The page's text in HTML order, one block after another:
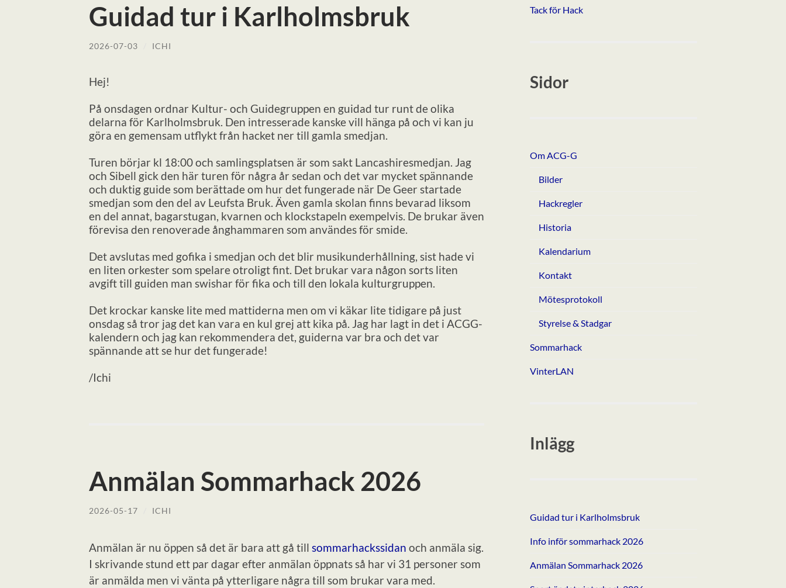
Guidad tur i Karlholmsbruk
2026-07-03 ICHI
Hej!
På onsdagen ordnar Kultur- och Guidegruppen en guidad tur runt de olika
delarna för Karlholmsbruk. Den intresserade kanske vill hänga på och vi kan ju
göra en gemensam utflykt från hacket ner till gamla smedjan.
Turen börjar kl 18:00 och samlingsplatsen är som sakt Lancashiresmedjan. Jag
och Sibell gick den här turen för några år sedan och det var mycket spännande
och duktig guide som berättade om hur det fungerade när De Geer startade
smedjan som den del av Leufsta Bruk. Även gamla skolan finns bevarad liksom
en del annat, bagarstugan, kvarnen och klockstapeln exempelvis. De brukar även
förevisa den renoverade ånghammaren som användes för smide.
Det avslutas med gofika i smedjan och det blir musikunderhållning, sist hade vi
en liten orkester som spelare otroligt fint. Det brukar vara någon sorts liten
avgift till guiden man swishar för fika och till den lokala kulturgruppen.
Det krockar kanske lite med mattiderna men om vi käkar lite tidigare på just
onsdag så tror jag det kan vara en kul grej att kika på. Jag har lagt in det i ACGG-
kalendern och jag kan rekommendera det, guiderna var bra och det var
spännande att se hur det fungerade!
/Ichi
Anmälan Sommarhack 2026
2026-05-17 ICHI
Anmälan är nu öppen så det är bara att gå till sommarhackssidan och anmäla sig.
I skrivande stund ett par dagar efter anmälan öppnats så har vi 31 personer som
är anmälda men vi vänta på ytterligare några till som brukar vara med.
Tack för Hack
Sidor
Om ACG-G
Bilder
Hackregler
Historia
Kalendarium
Kontakt
Mötesprotokoll
Styrelse & Stadgar
Sommarhack
VinterLAN
Inlägg
Guidad tur i Karlholmsbruk
Info inför sommarhack 2026
Anmälan Sommarhack 2026